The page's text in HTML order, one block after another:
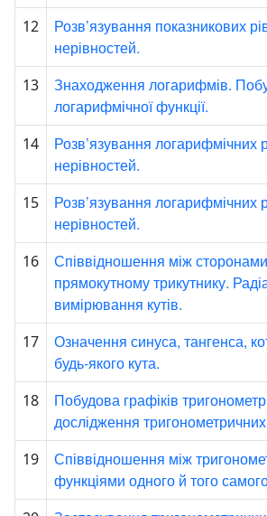
12
Розв’язування показникових
нерівностей.
13
Знаходження логарифмів.
логарифмічної функції.
14
Розв’язування логарифмічних
нерівностей.
15
Розв’язування логарифмічних
нерівностей.
16
Співвідношення між
прямокутному трикутнику.
вимірювання кутів.
17
Означення синуса, тангенса,
будь-якого кута.
18
Побудова графіків
дослідження
19
Співвідношення між
функціями одного й того